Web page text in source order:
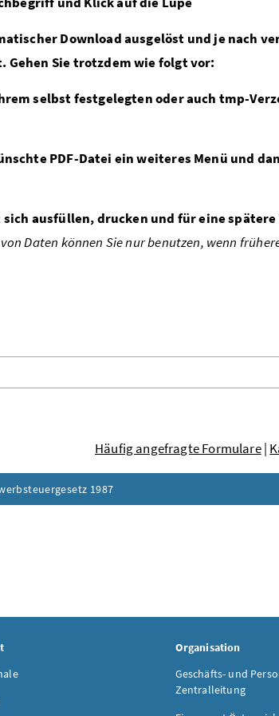
Download ausgelöst und je nach
Gehen Sie trotzdem wie folgt vor:
selbst festgelegten oder auch tmp-
PDF-Datei ein weiteres Menü und
ausfüllen, drucken und für eine spätere
Daten können Sie nur benutzen, wenn
Häufig angefragte Formulare|
1987
Organisation
Geschäfts- und
Zentralleitung